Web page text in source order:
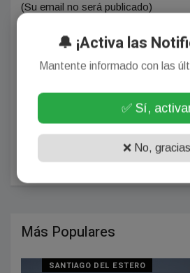
(Su email no será publicado)
POSTEAR COMENTARIO
Más Populares
SANTIAGO DEL ESTERO
🔔 ¡Activa las
Mantente informado con las
✅ Sí,
❌ No, gracias